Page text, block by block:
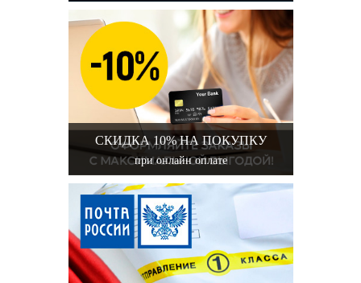
СКИДКА 10% НА ПОКУПКУ
при онлайн оплате